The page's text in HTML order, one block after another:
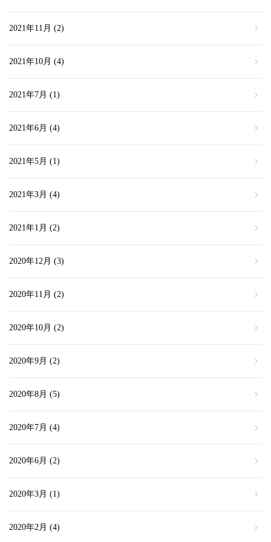
2021年11月 (2)
2021年10月 (4)
2021年7月 (1)
2021年6月 (4)
2021年5月 (1)
2021年3月 (4)
2021年1月 (2)
2020年12月 (3)
2020年11月 (2)
2020年10月 (2)
2020年9月 (2)
2020年8月 (5)
2020年7月 (4)
2020年6月 (2)
2020年3月 (1)
2020年2月 (4)